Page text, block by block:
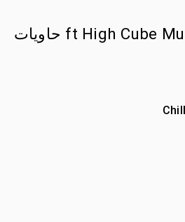
2024 40 ft High Cube Multi-Door حاويات